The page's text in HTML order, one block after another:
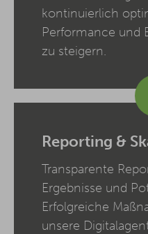
kontinuierlich
Performance und
zu steigern.
Reporting &
Transparente
Ergebnisse und
Erfolgreiche
unsere